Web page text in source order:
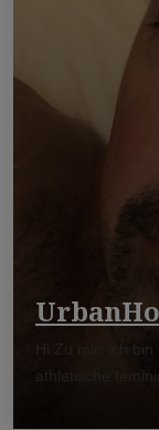
Hi Zu mir: ich
athletische